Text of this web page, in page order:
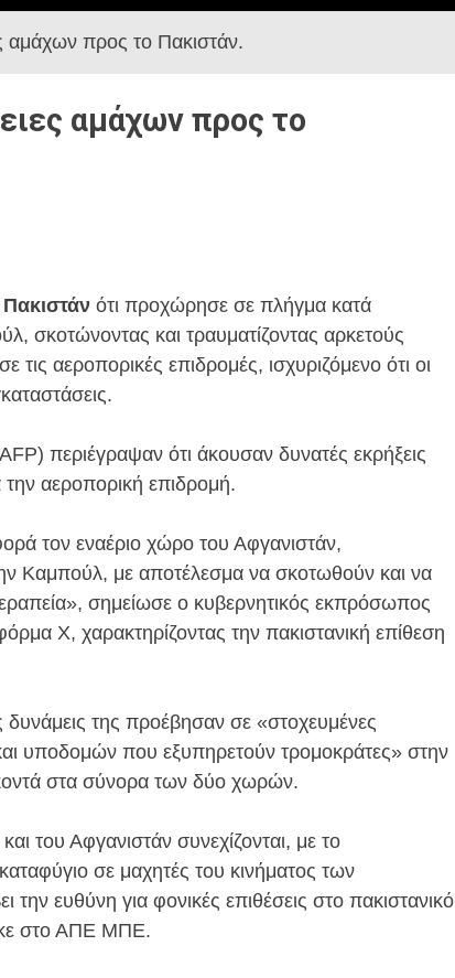
αμάχων προς το Πακιστάν.
αμάχων προς το
Πακιστάν ότι προχώρησε σε πλήγμα κατά
σκοτώνοντας και τραυματίζοντας αρκετούς
αεροπορικές επιδρομές, ισχυριζόμενο ότι οι
περιέγραψαν ότι άκουσαν δυνατές εκρήξεις
την αεροπορική επιδρομή.
τον εναέριο χώρο του Αφγανιστάν,
Καμπούλ, με αποτέλεσμα να σκοτωθούν και να
σημείωσε ο κυβερνητικός εκπρόσωπος
Χ, χαρακτηρίζοντας την πακιστανική επίθεση
της προέβησαν σε «στοχευμένες
υποδομών που εξυπηρετούν τρομοκράτες» στην
στα σύνορα των δύο χωρών.
του Αφγανιστάν συνεχίζονται, με το
σε μαχητές του κινήματος των
ευθύνη για φονικές επιθέσεις στο πακιστανικό
στο ΑΠΕ ΜΠΕ.